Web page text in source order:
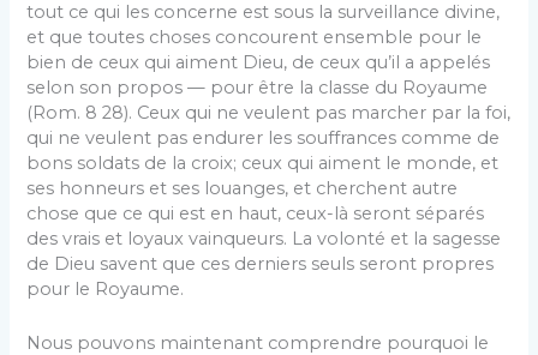
tout ce qui les concerne est sous la surveillance divine,
et que toutes choses concourent ensemble pour le
bien de ceux qui aiment Dieu, de ceux qu’il a appelés
selon son propos — pour être la classe du Royaume
(Rom. 8 28). Ceux qui ne veulent pas marcher par la foi,
qui ne veulent pas endurer les souffrances comme de
bons soldats de la croix; ceux qui aiment le monde, et
ses honneurs et ses louanges, et cherchent autre
chose que ce qui est en haut, ceux-là seront séparés
des vrais et loyaux vainqueurs. La volonté et la sagesse
de Dieu savent que ces derniers seuls seront propres
pour le Royaume.
Nous pouvons maintenant comprendre pourquoi le